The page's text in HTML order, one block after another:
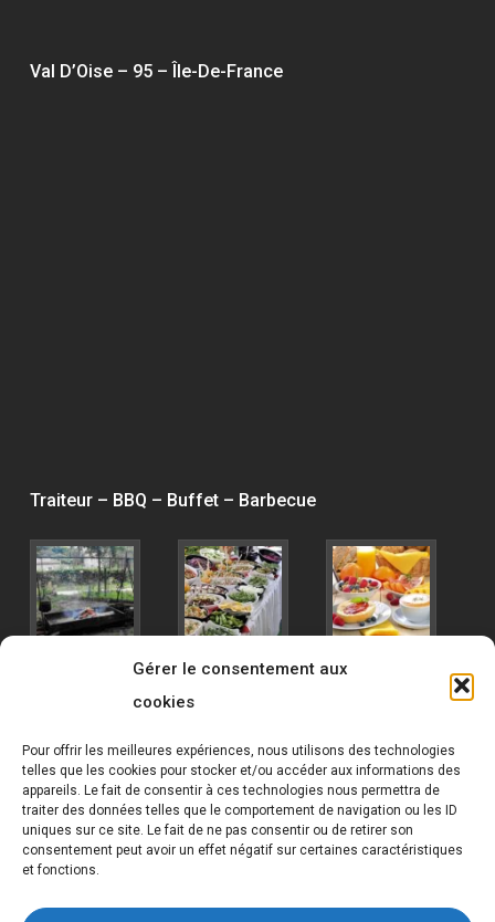
Gérer le consentement aux
cookies
Pour offrir les meilleures expériences, nous utilisons des technologies
telles que les cookies pour stocker et/ou accéder aux informations des
appareils. Le fait de consentir à ces technologies nous permettra de
traiter des données telles que le comportement de navigation ou les ID
uniques sur ce site. Le fait de ne pas consentir ou de retirer son
consentement peut avoir un effet négatif sur certaines caractéristiques
et fonctions.
Val D’Oise – 95 – Île-De-France
Traiteur – BBQ – Buffet – Barbecue